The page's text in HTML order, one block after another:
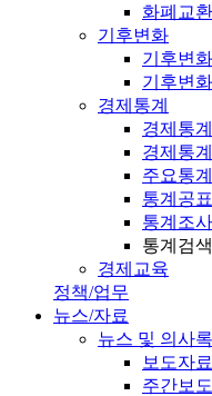
화폐교
기후변화
기후변
기후변
경제통계
경제통
경제통
주요통
통계공
통계조
통계검색
경제교육
정책/업무
뉴스/자료
뉴스 및 의사록
보도자료
주간보